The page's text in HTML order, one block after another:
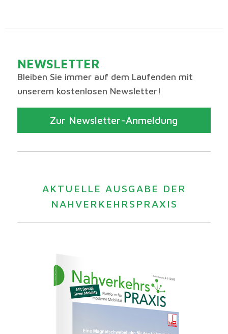
NEWSLETTER
Bleiben Sie immer auf dem Laufenden mit
unserem kostenlosen Newsletter!
Zur Newsletter-Anmeldung
AKTUELLE AUSGABE DER
NAHVERKEHRSPRAXIS